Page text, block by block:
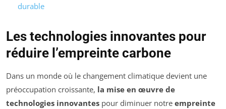
durable
Les technologies innovantes pour
réduire l’empreinte carbone
Dans un monde où le changement climatique devient une
préoccupation croissante, la mise en œuvre de
technologies innovantes pour diminuer notre empreinte